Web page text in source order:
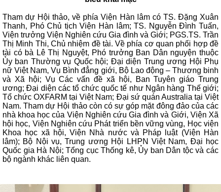
Tham dự Hội thảo, về phía Viện Hàn lâm có TS. Đặng Xuân
Thanh, Phó Chủ tịch Viện Hàn lâm; TS. Nguyễn Đình Tuấn,
Viện trưởng Viện Nghiên cứu Gia đình và Giới; PGS.TS. Trần
Thị Minh Thi, Chủ nhiệm đề tài. Về phía cơ quan phối hợp đề
tài có bà Lê Thị Nguyệt, Phó trưởng Ban Dân nguyện thuộc
Ủy ban Thường vụ Quốc hội; Đại diện Trung ương Hội Phụ
nữ Việt Nam, Vụ Bình đẳng giới, Bộ Lao động – Thương binh
và Xã hội; Vụ Các vấn đề xã hội, Ban Tuyên giáo Trung
ương; Đại diện các tổ chức quốc tế như Ngân hàng Thế giới;
Tổ chức OXFARM tại Việt Nam; Đại sứ quán Australia tại Việt
Nam. Tham dự Hội thảo còn có sự góp mặt đông đảo của các
nhà khoa học của Viện Nghiên cứu Gia đình và Giới, Viện Xã
hội học, Viện Nghiên cứu Phát triển bền vững vùng, Học viện
Khoa học xã hội, Viện Nhà nước và Pháp luật (Viện Hàn
lâm); Bộ Nội vụ, Trung ương Hội LHPN Việt Nam, Đại học
Quốc gia Hà Nội; Tổng cục Thống kê, Ủy ban Dân tộc và các
bộ ngành khác liên quan.